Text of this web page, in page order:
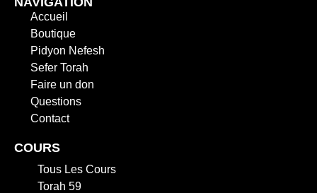
Accueil
Boutique
Pidyon Nefesh
Sefer Torah
Faire un don
Questions
Contact
COURS
Tous Les Cours
Torah 59